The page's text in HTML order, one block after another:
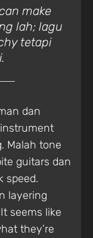
make
lah; lagu
tetapi
dan
Malah tone
guitars dan
speed.
layering
seems like
they’re